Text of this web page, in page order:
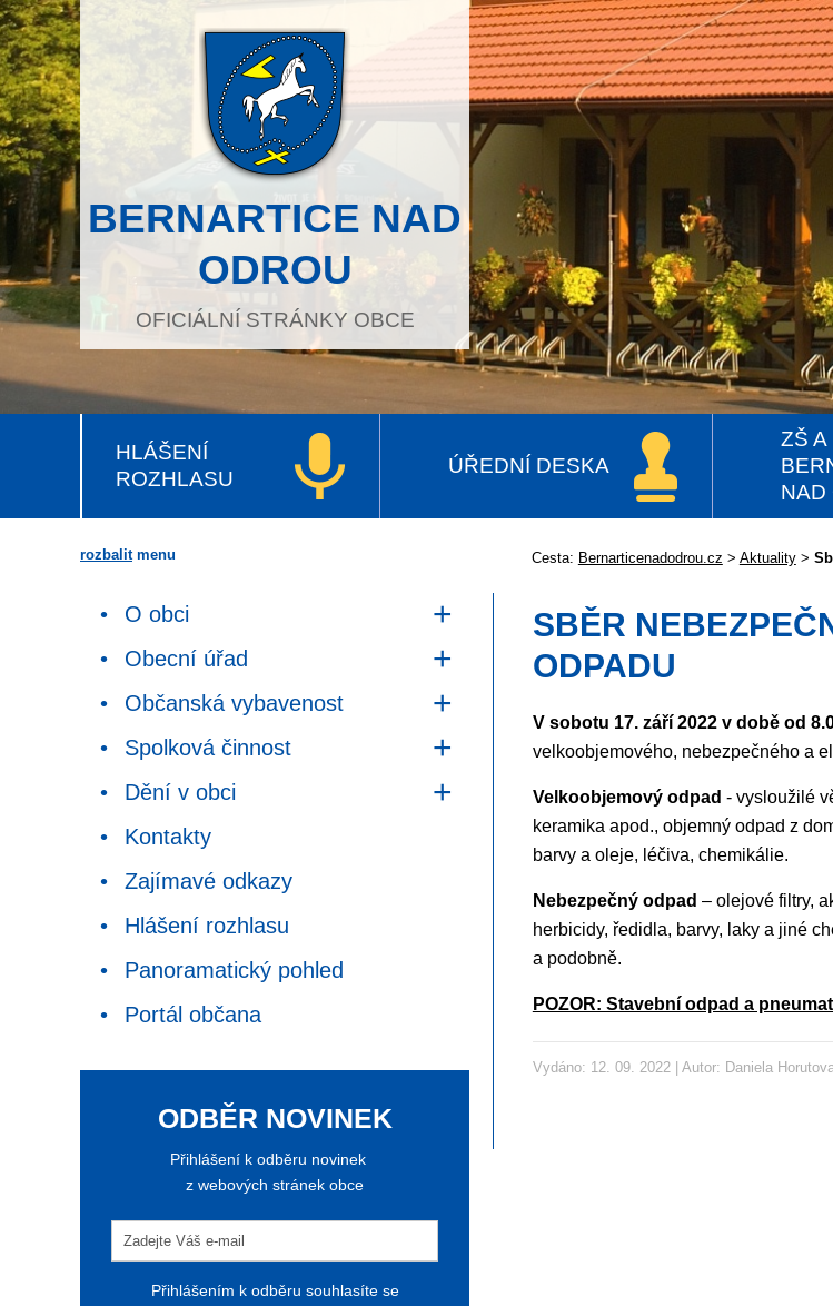
BERNARTICE NAD
ODROU
OFICIÁLNÍ STRÁNKY OBCE
HLÁŠENÍ
ROZHLASU
ÚŘEDNÍ DESKA
ZŠ A
NAD
Cesta: Bernarticenadodrou.cz > Aktuality>
SBĚR
ODPADU
V sobotu 17. září 2022 v době od
velkoobjemového, nebezpečného a
Velkoobjemový odpad - vysloužilé
keramika apod., objemný odpad z
barvy a oleje, léčiva, chemikálie.
Nebezpečný odpad – olejové filtry,
herbicidy, ředidla, barvy, laky a jiné
a podobně.
POZOR: Stavební odpad a
Vydáno: 12. 09. 2022 | Autor: Daniela
rozbalitmenu
O obci
Obecní úřad
Občanská vybavenost
Spolková činnost
Dění v obci
Kontakty
Zajímavé odkazy
Hlášení rozhlasu
Panoramatický pohled
Portál občana
ODBĚR NOVINEK
Přihlášení k odběru novinek
z webových stránek obce
Přihlášením k odběru souhlasíte se